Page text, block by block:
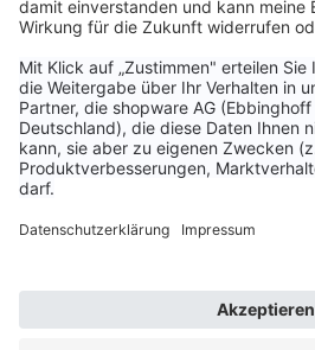
Unternehmen
Aktuelle Themen